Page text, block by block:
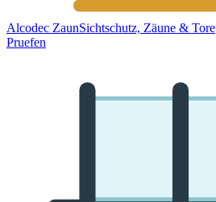
Alcodec ZaunSichtschutz, Zäune & Tore
Pruefen